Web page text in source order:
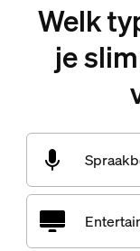
Welk
je